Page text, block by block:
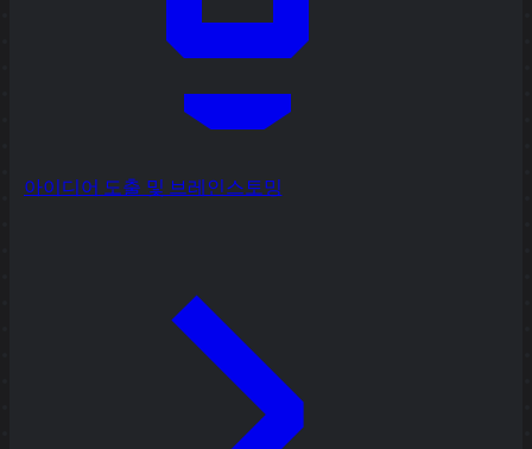
아이디어 도출 및 브레인스토밍